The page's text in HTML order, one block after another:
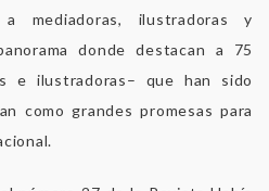
mediadoras, ilustradoras y
donde destacan a 75
e ilustradoras– que han sido
como grandes promesas para